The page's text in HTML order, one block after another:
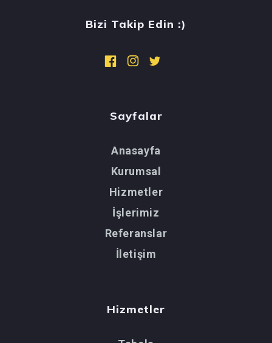
Bizi Takip Edin :)
Sayfalar
Anasayfa
Kurumsal
Hizmetler
İşlerimiz
Referanslar
İletişim
Hizmetler